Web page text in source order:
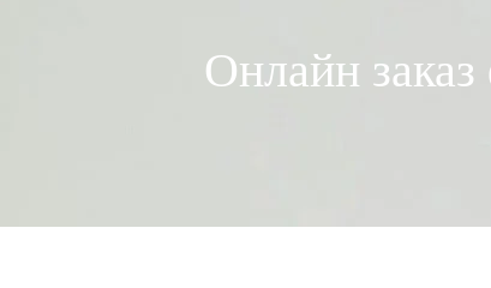
Онлайн заказ